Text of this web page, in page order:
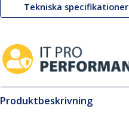
Tekniska specifikationer
Produktbeskrivning